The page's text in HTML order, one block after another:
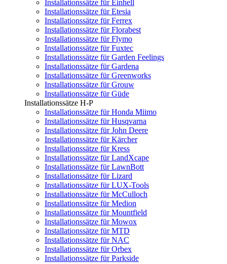
Installationssätze für Einhell
Installationssätze für Etesia
Installationssätze für Ferrex
Installationssätze für Florabest
Installationssätze für Flymo
Installationssätze für Fuxtec
Installationssätze für Garden Feelings
Installationssätze für Gardena
Installationssätze für Greenworks
Installationssätze für Grouw
Installationssätze für Güde
Installationssätze H-P
Installationssätze für Honda Miimo
Installationssätze für Husqvarna
Installationssätze für John Deere
Installationssätze für Kärcher
Installationssätze für Kress
Installationssätze für LandXcape
Installationssätze für LawnBott
Installationssätze für Lizard
Installationssätze für LUX-Tools
Installationssätze für McCulloch
Installationssätze für Medion
Installationssätze für Mountfield
Installationssätze für Mowox
Installationssätze für MTD
Installationssätze für NAC
Installationssätze für Orbex
Installationssätze für Parkside